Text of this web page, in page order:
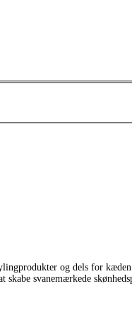
og dels for
svanemærkede